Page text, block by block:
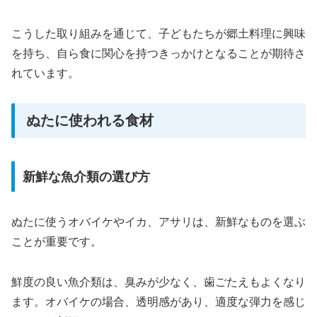
こうした取り組みを通じて、子どもたちが郷土料理に興味
を持ち、自ら食に関心を持つきっかけとなることが期待さ
れています。
ぬたに使われる食材
新鮮な魚介類の選び方
ぬたに使うオバイケやイカ、アサリは、新鮮なものを選ぶ
ことが重要です。
鮮度の良い魚介類は、臭みが少なく、歯ごたえもよくなり
ます。オバイケの場合、透明感があり、適度な弾力を感じ